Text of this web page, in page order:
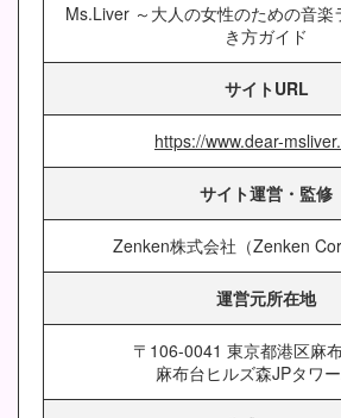
Ms.Liver ～大人の女性のための音楽
き方ガイド
サイトURL
https://www.dear-
サイト運営・監修
Zenken株式会社（Zenken
運営元所在地
〒106-0041 東京都港区麻
麻布台ヒルズ森JPタワ